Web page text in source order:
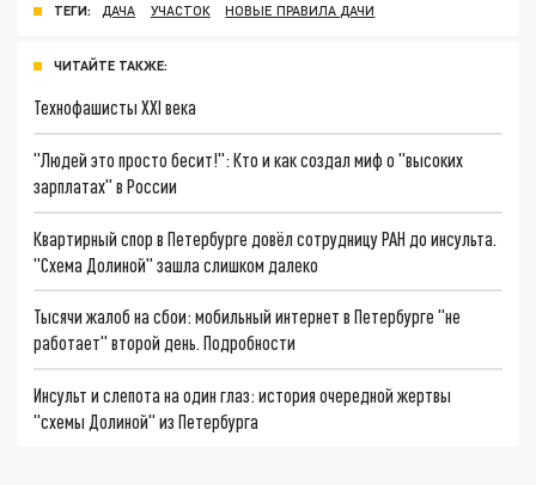
ТЕГИ: ДАЧА УЧАСТОК НОВЫЕ ПРАВИЛА ДАЧИ
ЧИТАЙТЕ ТАКЖЕ:
Технофашисты XXI века
"Людей это просто бесит!": Кто и как создал миф о "высоких
зарплатах" в России
Квартирный спор в Петербурге довёл сотрудницу РАН до инсульта.
"Схема Долиной" зашла слишком далеко
Тысячи жалоб на сбои: мобильный интернет в Петербурге "не
работает" второй день. Подробности
Инсульт и слепота на один глаз: история очередной жертвы
"схемы Долиной" из Петербурга